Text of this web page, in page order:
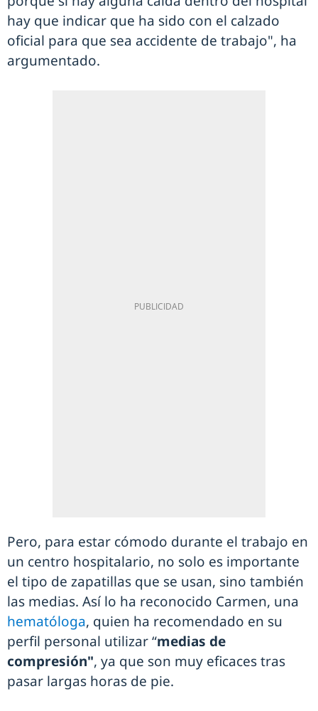
hay que indicar que ha sido con el calzado
oficial para que sea accidente de trabajo", ha
argumentado.
Pero, para estar cómodo durante el trabajo en
un centro hospitalario, no solo es importante
el tipo de zapatillas que se usan, sino también
las medias. Así lo ha reconocido Carmen, una
hematóloga, quien ha recomendado en su
perfil personal utilizar “medias de
compresión", ya que son muy eficaces tras
pasar largas horas de pie.